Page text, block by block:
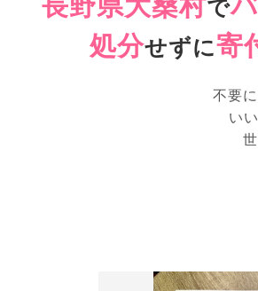
で
処分せずに寄
不要
い